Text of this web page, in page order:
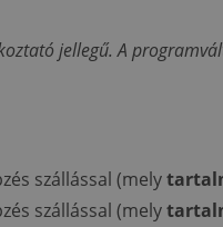
jellegű. A
szállással (mely
szállással (mely